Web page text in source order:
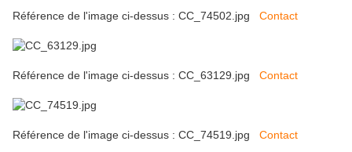
Référence de l'image ci-dessus : CC_74502.jpg Contact
Référence de l'image ci-dessus : CC_63129.jpg Contact
Référence de l'image ci-dessus : CC_74519.jpg Contact